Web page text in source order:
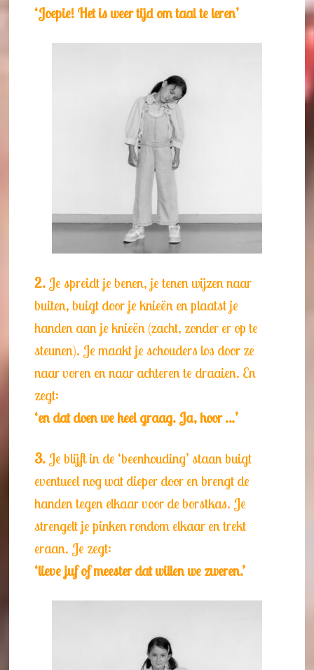
‘Joepie! Het is weer tijd om taal te leren’
2. Je spreidt je benen, je tenen wijzen naar
buiten, buigt door je knieën en plaatst je
handen aan je knieën (zacht, zonder er op te
steunen). Je maakt je schouders los door ze
naar voren en naar achteren te draaien. En
zegt:
‘en dat doen we heel graag. Ja, hoor …’
3. Je blijft in de ‘beenhouding’ staan buigt
eventueel nog wat dieper door en brengt de
handen tegen elkaar voor de borstkas. Je
strengelt je pinken rondom elkaar en trekt
eraan. Je zegt:
‘lieve juf of meester dat willen we zweren.’